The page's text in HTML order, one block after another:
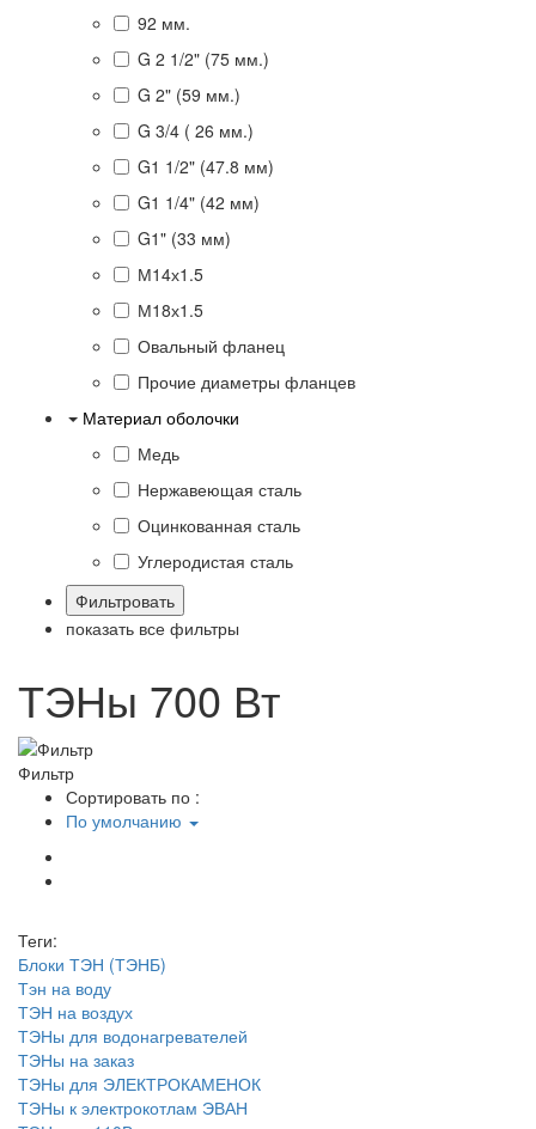
92 мм.
G 2 1/2" (75 мм.)
G 2" (59 мм.)
G 3/4 ( 26 мм.)
G1 1/2" (47.8 мм)
G1 1/4" (42 мм)
G1" (33 мм)
М14х1.5
М18х1.5
Овальный фланец
Прочие диаметры фланцев
Материал оболочки
Медь
Нержавеющая сталь
Оцинкованная сталь
Углеродистая сталь
показать все фильтры
ТЭНы 700 Вт
Фильтр
Сортировать по :
По умолчанию
Теги:
Блоки ТЭН (ТЭНБ)
Тэн на воду
ТЭН на воздух
ТЭНы для водонагревателей
ТЭНы на заказ
ТЭНы для ЭЛЕКТРОКАМЕНОК
ТЭНы к электрокотлам ЭВАН